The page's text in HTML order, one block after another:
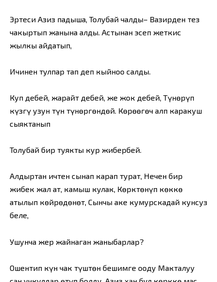
Эртеси Азиз падыша, Толубай чалды– Вазирден тез
чакыртып жанына алды. Астынан эсеп жеткис
жылкы айдатып,
Ичинен тулпар тап деп кыйноо салды.
Куп дебей, жарайт дебей, же жок дебей, Түнөрүп
күзгү узун түн түнөргөндөй. Көрөөгөч алп каракуш
сыяктанып
Толубай бир туякты кур жибербей.
Алдыртан ичтен сынап карап турат, Нечен бир
жибек жал ат, камыш кулак, Көрктөнүп көккө
атылып көйрөңдөнөт, Сынчы аке кумурскадай кунсуз
беле,
Ушунча жер жайнаган жаныбарлар?
Ошентип күн чак түштөн бешимге ооду Макталуу